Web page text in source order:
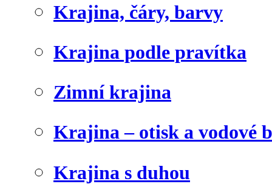
Krajina, čáry, barvy
Krajina podle pravítka
Zimní krajina
Krajina – otisk a vodové
Krajina s duhou